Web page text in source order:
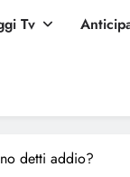
Tv
detti addio?